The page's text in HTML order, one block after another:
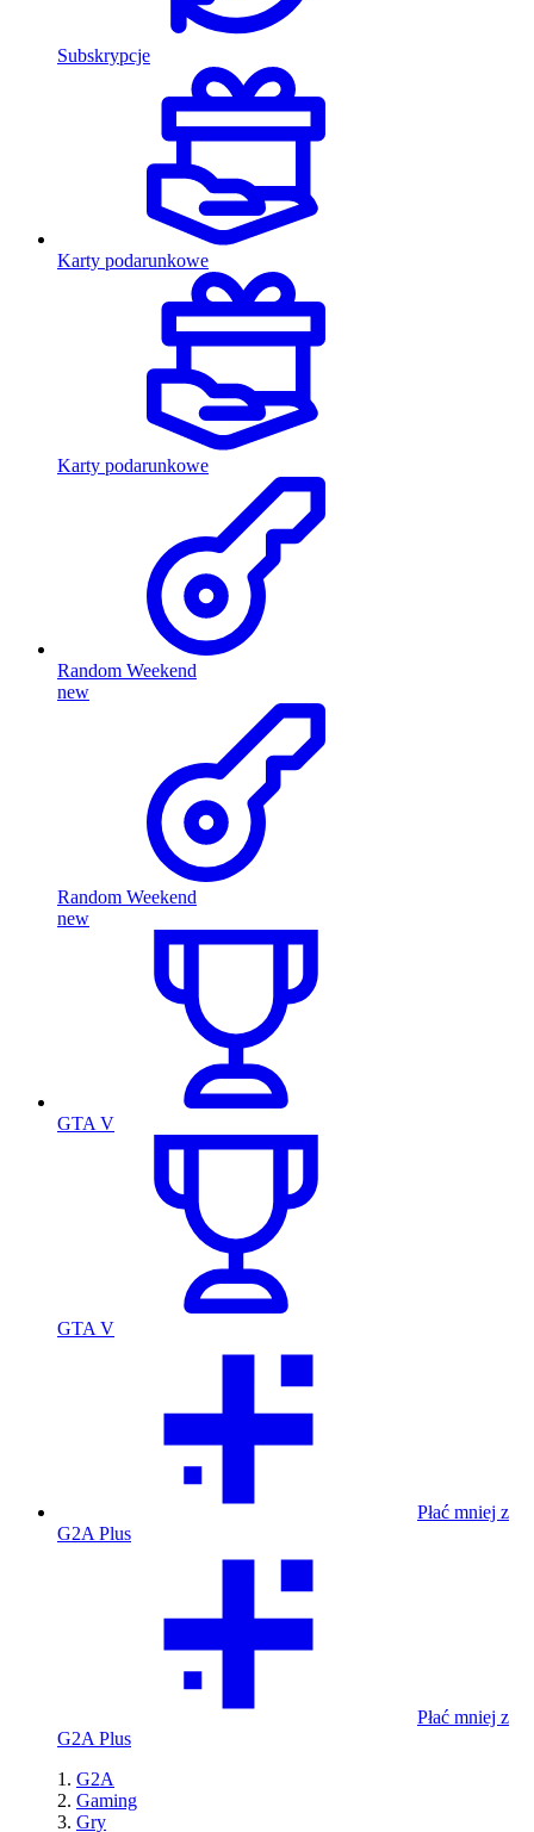
Subskrypcje
Karty podarunkowe
Karty podarunkowe
Random Weekend
new
Random Weekend
new
GTA V
GTA V
Płać mniej z
G2A Plus
Płać mniej z
G2A Plus
G2A
Gaming
Gry